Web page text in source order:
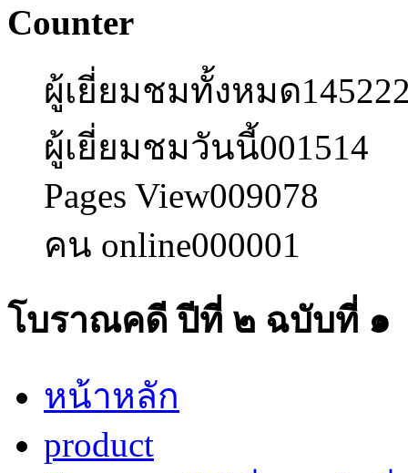
Counter
ผู้เยี่ยมชมทั้งหมด
ผู้เยี่ยมชมวันนี้001514
Pages View009078
คน online000001
โบราณคดี ปีที่ ๒ ฉบับที่ ๑
หน้าหลัก
product